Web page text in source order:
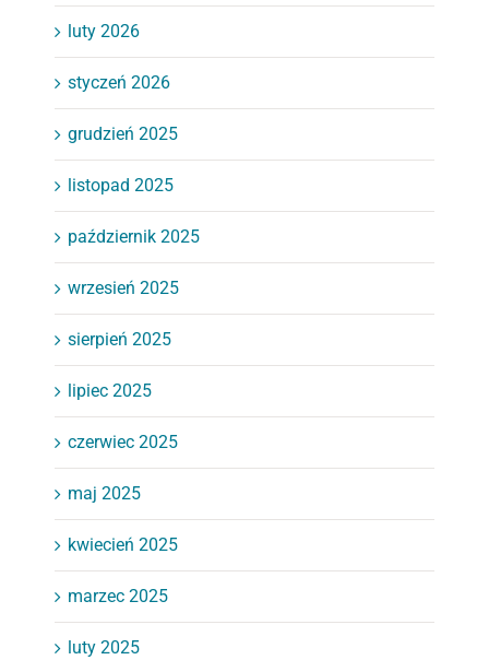
luty 2026
styczeń 2026
grudzień 2025
listopad 2025
październik 2025
wrzesień 2025
sierpień 2025
lipiec 2025
czerwiec 2025
maj 2025
kwiecień 2025
marzec 2025
luty 2025